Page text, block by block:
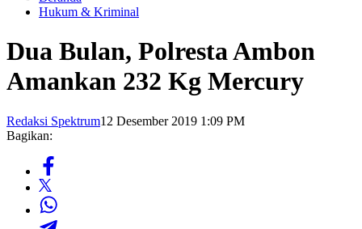
Hukum & Kriminal
Dua Bulan, Polresta Ambon
Amankan 232 Kg Mercury
Redaksi Spektrum12 Desember 2019 1:09 PM
Bagikan: